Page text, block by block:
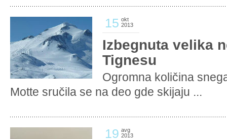
15 okt
2013
Izbegnuta velika
Tignesu
Ogromna količina
Motte sručila se na deo gde skijaju ...
19 avg
2013